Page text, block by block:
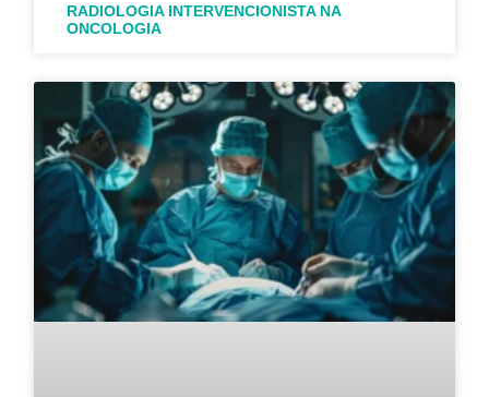
RADIOLOGIA INTERVENCIONISTA NA
ONCOLOGIA